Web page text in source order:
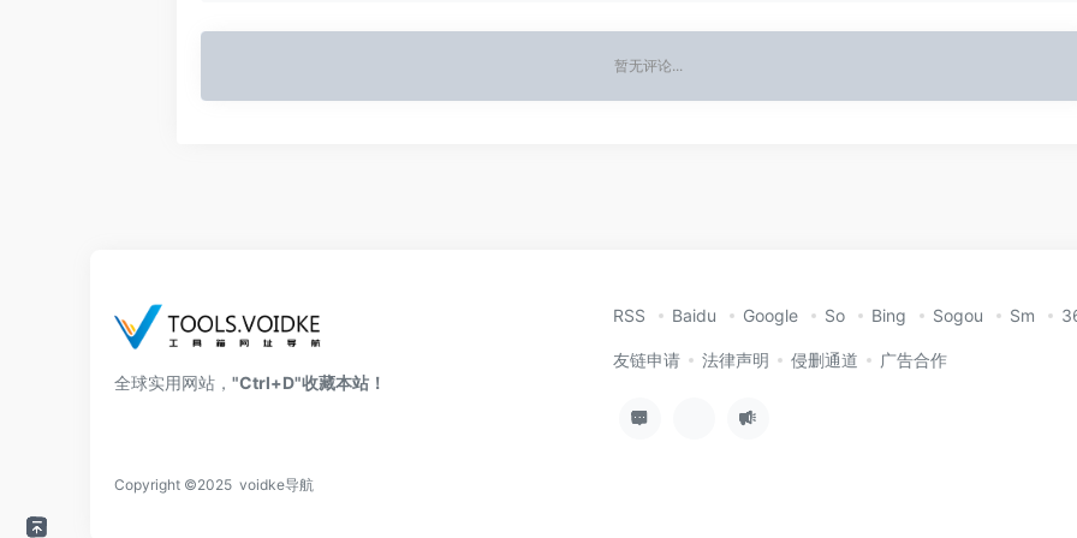
暂无评论...
全球实用网站， "Ctrl+D"收藏本站！
RSS Baidu Google So Bing Sogou Sm
友链申请 法律声明 侵删通道 广告合作
Copyright ©2025 voidke导航